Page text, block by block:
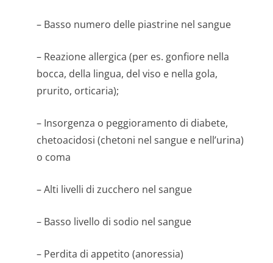
– Basso numero delle piastrine nel sangue
– Reazione allergica (per es. gonfiore nella
bocca, della lingua, del viso e nella gola,
prurito, orticaria);
– Insorgenza o peggioramento di diabete,
chetoacidosi (chetoni nel sangue e nell’urina)
o coma
– Alti livelli di zucchero nel sangue
– Basso livello di sodio nel sangue
– Perdita di appetito (anoressia)